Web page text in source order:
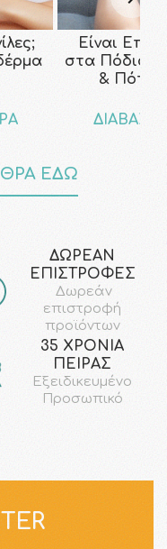
Είναι
στα Πόδια;
& Πότε
ΕΔΩ
ΔΩΡΕΑΝ
ΕΠΙΣΤΡΟΦΕΣ
Δωρεάν
επιστροφή
προϊόντων
35 ΧΡΟΝΙΑ
ΠΕΙΡΑΣ
Εξειδικευμένο
Προσωπικό